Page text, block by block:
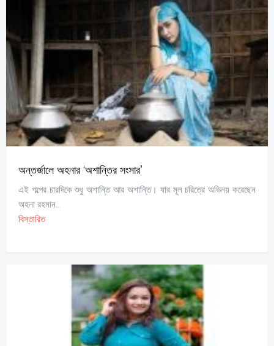
অন্তর্জালে অহনার ‘অশান্তির সংসার’
এই গল্পের চারদিকে শুধু অশান্তি আর অশান্তি। যার মূল চরিত্রে অভিনয় করেছেন
অহনা রহমান...
বিস্তারিত